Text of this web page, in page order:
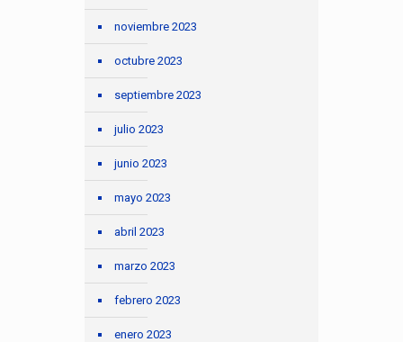
noviembre 2023
octubre 2023
septiembre 2023
julio 2023
junio 2023
mayo 2023
abril 2023
marzo 2023
febrero 2023
enero 2023